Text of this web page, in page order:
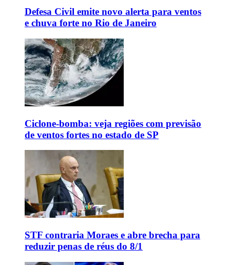
Defesa Civil emite novo alerta para ventos
e chuva forte no Rio de Janeiro
Ciclone-bomba: veja regiões com previsão
de ventos fortes no estado de SP
STF contraria Moraes e abre brecha para
reduzir penas de réus do 8/1